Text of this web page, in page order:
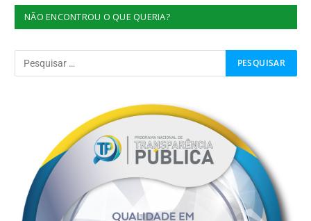
NÃO ENCONTROU O QUE QUERIA?